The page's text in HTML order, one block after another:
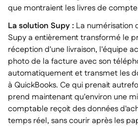
que montraient les livres de
La solution Supy : La numérisation
Supy a entièrement transformé le
réception d'une livraison, l'équipe
photo de la facture avec son
automatiquement et transmet les
à QuickBooks. Ce qui prenait
prend maintenant qu'environ une
comptable reçoit des données
temps réel, sans courir après les